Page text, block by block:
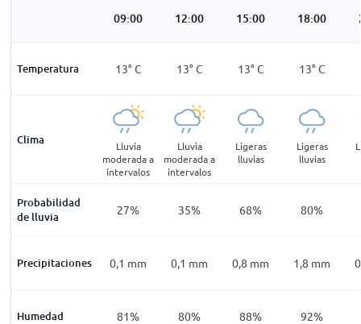
09:00 12:00 15:00 18:00
Temperatura
C 13°C 13°C 13°C 13°C 13°C
Clima
Lluvia
moderada a
intervalos
Lluvia
moderada a
intervalos
Ligeras
lluvias
Ligeras
lluvias
Probabilidad
de lluvia46% 27% 35% 68% 80%
Precipitaciones
mm 0,3mm 0,1 mm 0,1 mm 0,8 mm 1,8 mm
Humedad
78 81% 80% 88% 92%